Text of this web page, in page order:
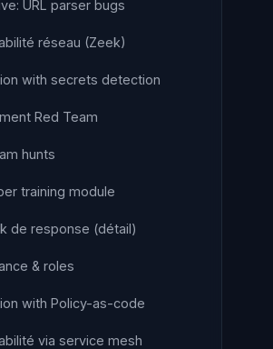
URL parser bugs
réseau (Zeek)
with secrets detection
Red Team
hunts
training module
de response (détail)
& roles
with Policy-as-code
via service mesh